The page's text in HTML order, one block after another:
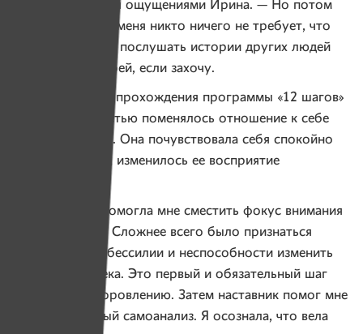
и уйти, — делится ощущениями Ирина. — Но потом
я поняла, что от меня никто ничего не требует, что
я спокойно могу послушать истории других людей
и поделиться своей, если захочу.
За семь месяцев прохождения программы «12 шагов»
у Ирины полностью поменялось отношение к себе
и другим людям. Она почувствовала себя спокойно
и расслабленно, изменилось ее восприятие
жизни.
— Программа помогла мне сместить фокус внимания
с мужа на себя. Сложнее всего было признаться
в собственном бессилии и неспособности изменить
другого человека. Это первый и обязательный шаг
на пути к выздоровлению. Затем наставник помог мне
провести полный самоанализ. Я осознала, что вела